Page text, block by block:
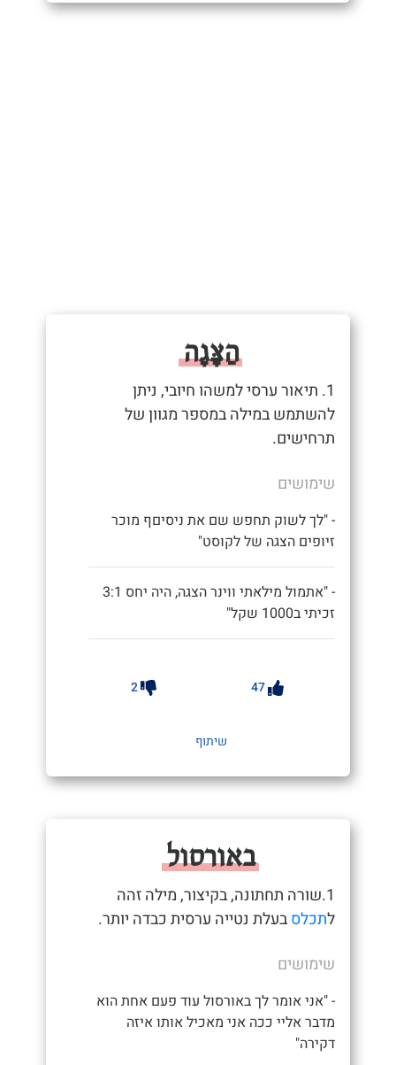
הַצָּגָה
1. תיאור ערסי למשהו חיובי, ניתן
להשתמש במילה במספר מגוון של
תרחישים.
שימושים
- "לך לשוק תחפש שם את ניסיםף מוכר
זיופים הצגה של לקוסט"
- "אתמול מילאתי ווינר הצגה, היה יחס 3:1
זכיתי ב1000 שקל"
47
2
שיתוף
באורסול
1.שורה תחתונה, בקיצור, מילה זהה
לתכלסבעלת נטייה ערסית כבדה יותר.
שימושים
- "אני אומר לך באורסול עוד פעם אחת הוא
מדבר אליי ככה אני מאכיל אותו איזה
דקירה"